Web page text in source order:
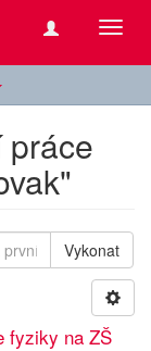
Vykonat
fyziky na ZŠ